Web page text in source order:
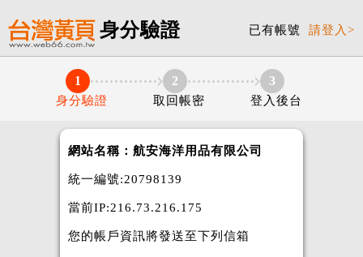
身分驗證 已有帳號 請登入>
1
身分驗證
2
取回帳密
3
登入後台
網站名稱：航安海洋用品有限公司
統一編號:20798139
當前IP:216.73.216.175
您的帳戶資訊將發送至下列信箱